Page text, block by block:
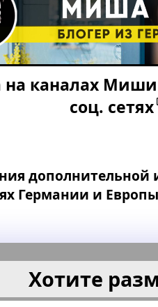
на каналах Миши
соц. сетях
Германии и
Хотите